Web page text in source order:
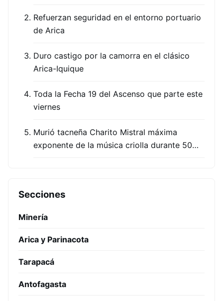
Refuerzan seguridad en el entorno portuario
de Arica
Duro castigo por la camorra en el clásico
Arica-Iquique
Toda la Fecha 19 del Ascenso que parte este
viernes
Murió tacneña Charito Mistral máxima
exponente de la música criolla durante 50…
Secciones
Minería
Arica y Parinacota
Tarapacá
Antofagasta